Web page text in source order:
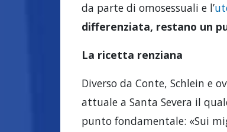
da parte di omosessuali e l’
differenziata, restano un
La ricetta renziana
Diverso da Conte, Schlein e
attuale a Santa Severa il
punto fondamentale: «Sui